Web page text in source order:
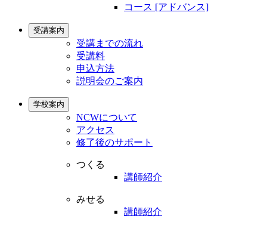
コース [アドバンス]
受講案内
受講までの流れ
受講料
申込方法
説明会のご案内
学校案内
NCWについて
アクセス
修了後のサポート
つくる
講師紹介
みせる
講師紹介